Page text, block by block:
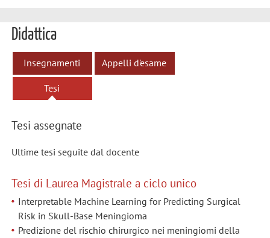
Didattica
Insegnamenti Appelli d'esame
Tesi
Tesi assegnate
Ultime tesi seguite dal docente
Tesi di Laurea Magistrale a ciclo unico
Interpretable Machine Learning for Predicting Surgical
Risk in Skull-Base Meningioma
Predizione del rischio chirurgico nei meningiomi della